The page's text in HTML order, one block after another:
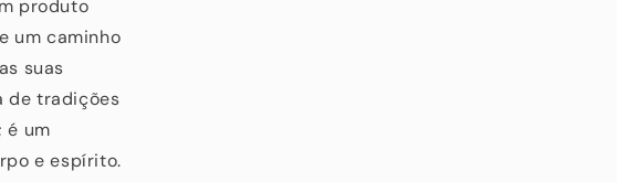
produto
um caminho
suas
de tradições
é um
e espírito.